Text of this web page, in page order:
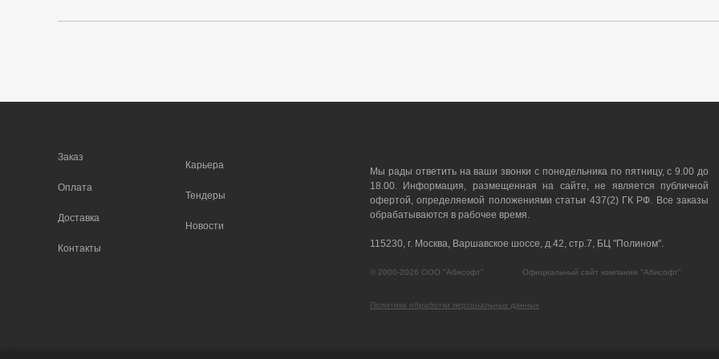
Заказ
Оплата
Доставка
Контакты
Карьера
Тендеры
Новости
Мы рады ответить на ваши звонки с понедельника по пятницу, с 9.00 до
18.00. Информация, размещенная на сайте, не является публичной
офертой, определяемой положениями статьи 437(2) ГК РФ. Все заказы
обрабатываются в рабочее время.
115230, г. Москва, Варшавское шоссе, д.42, стр.7, БЦ "Полином".
© 2000-2026 ООО "Абисофт" Официальный сайт компании "Абисофт"
Политика обработки персональных данных